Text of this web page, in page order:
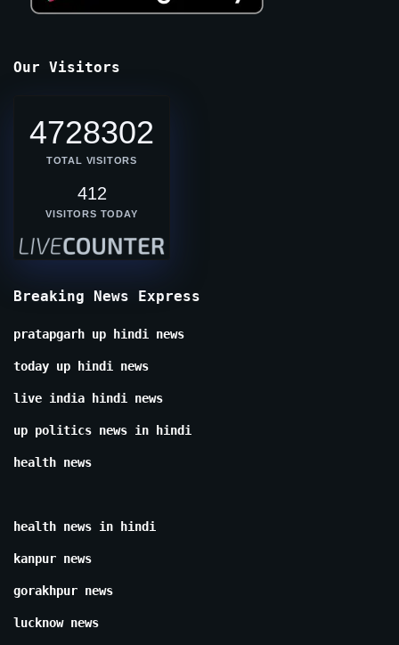
Our Visitors
4728302
TOTAL VISITORS
412
VISITORS TODAY
Breaking News Express
pratapgarh up hindi news
today up hindi news
live india hindi news
up politics news in hindi
health news
health news in hindi
kanpur news
gorakhpur news
lucknow news